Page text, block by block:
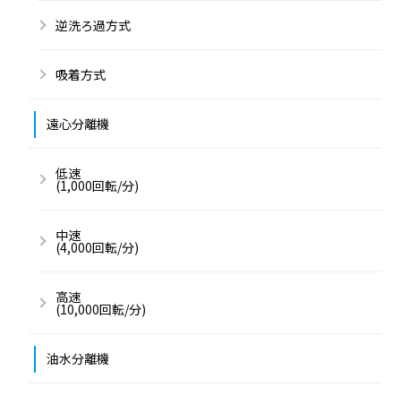
逆洗ろ過方式
吸着方式
遠心分離機
低速
(1,000回転/分)
中速
(4,000回転/分)
高速
(10,000回転/分)
油水分離機